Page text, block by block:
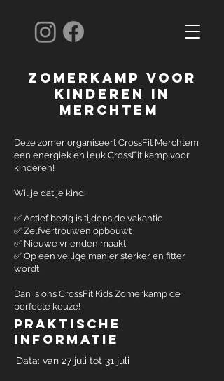
Zomerkamp voor
kinderen in
Merchtem
Deze zomer organiseert CrossFit Merchtem
een energiek en leuk CrossFit kamp voor
kinderen!
Wil je dat je kind:
✅ Actief bezig is tijdens de vakantie
✅ Zelfvertrouwen opbouwt
✅ Nieuwe vrienden maakt
✅ Op een veilige manier sterker en fitter
wordt
Dan is ons CrossFit Kids Zomerkamp de
perfecte keuze!
Praktische
informatie
Data: van 27 juli tot 31 juli